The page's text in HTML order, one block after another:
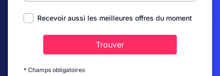
Recevoir aussi les meilleures offres du moment
Trouver
* Champs obligatoires